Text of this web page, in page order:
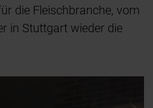
die Fleischbranche, vom
in Stuttgart wieder die